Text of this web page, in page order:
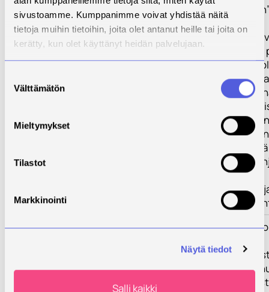
sivustoamme. Kumppanimme voivat yhdistää näitä
tietoja muihin tietoihin, joita olet antanut heille tai joita on
kerätty, kun olet käyttänyt heidän palvelujaan.
valinta
Välttämätön
Mieltymykset
Tilastot
Markkinointi
Näytä tiedot
Salli kaikki
näkökulmasta
TP3. Edellisissä
kertyvän tiedon
kehittää
monipolvisena
siirtymänä
vastavuoroiseen
tunnustamiseen
perustuva ja
perustaisesti
(digitaalinen)
vuorovaikutus-
Tulokset
1) Hankkeen
tietopohja